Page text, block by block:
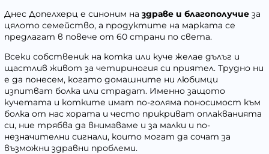
Днес Допелхерц е синоним на здраве и благополучие за
цялото семейство, а продуктите на марката се
предлагат в повече от 60 страни по света.
Всеки собственик на котка или куче желае дълъг и
щастлив живот за четириногия си приятел. Трудно ни
е да понесем, когато домашните ни любимци
изпитват болка или страдат. Именно защото
кучетата и котките имат по-голяма поносимост към
болка от нас хората и често прикриват оплакванията
си, ние трябва да внимаваме и за малки и по-
незначителни сигнали, които могат да сочат за
възможни здравни проблеми.